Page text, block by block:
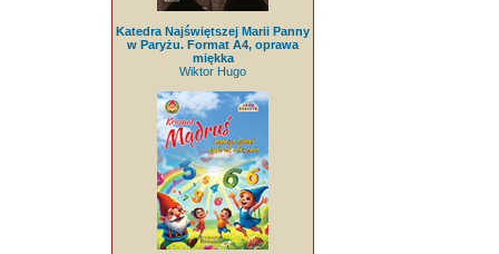
Katedra Najświętszej Marii Panny
w Paryżu. Format A4, oprawa
miękka
Wiktor Hugo